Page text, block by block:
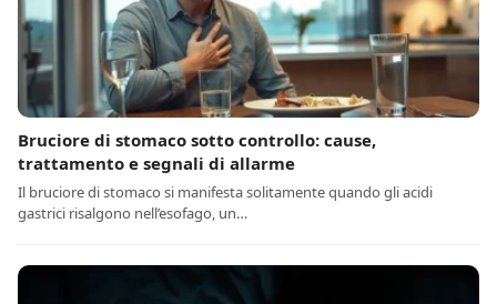
Bruciore di stomaco sotto controllo: cause,
trattamento e segnali di allarme
Il bruciore di stomaco si manifesta solitamente quando gli acidi
gastrici risalgono nell’esofago, un…